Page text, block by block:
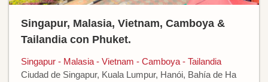
Singapur, Malasia, Vietnam, Camboya &
Tailandia con Phuket.
Singapur - Malasia - Vietnam - Camboya - Tailandia
Ciudad de Singapur, Kuala Lumpur, Hanói, Bahía de Ha